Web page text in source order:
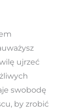
ujrzeć
swobodę
by zrobić